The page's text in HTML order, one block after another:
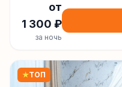
от
1 300 ₽
за ночь
★ТОП